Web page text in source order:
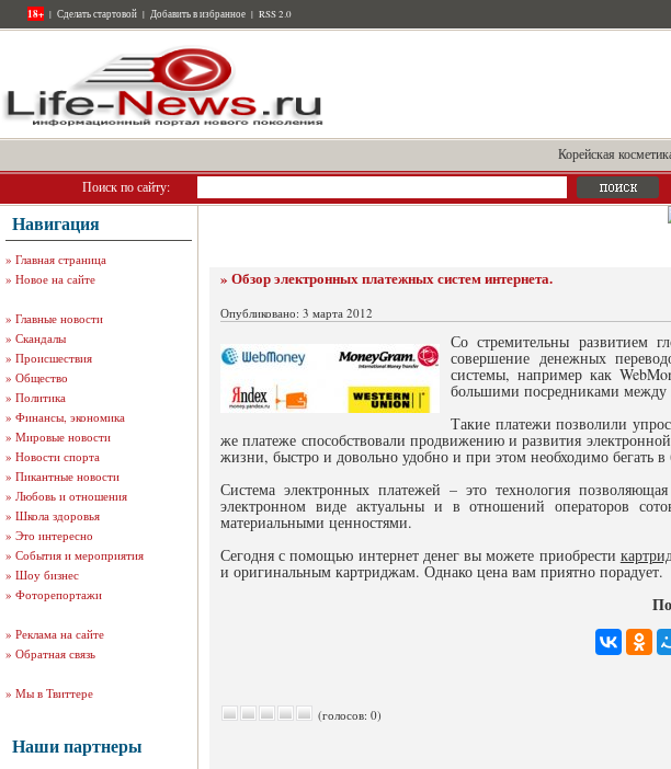
18+ | Сделать стартовой | Добавить в избранное | RSS 2.0
Корейская
Поиск по сайту:
Навигация
» Главная страница
» Новое на сайте
» Главные новости
» Скандалы
» Происшествия
» Общество
» Политика
» Финансы, экономика
» Мировые новости
» Новости спорта
» Пикантные новости
» Любовь и отношения
» Школа здоровья
» Это интересно
» События и мероприятия
» Шоу бизнес
» Фоторепортажи
» Реклама на сайте
» Обратная связь
» Мы в Твиттере
Наши партнеры
» Обзор электронных платежных систем интернета.
Опубликовано: 3 марта 2012
Со стремительны развитием
совершение денежных
системы, например как
большими посредниками
Такие платежи позволили
же платеже способствовали продвижению и развития
жизни, быстро и довольно удобно и при этом необходимо бегать в
Система электронных платежей – это технология
электронном виде актуальны и в отношений операторов
материальными ценностями.
Сегодня с помощью интернет денег вы можете приобрести
и оригинальным картриджам. Однако цена вам приятно порадует.
(голосов: 0)